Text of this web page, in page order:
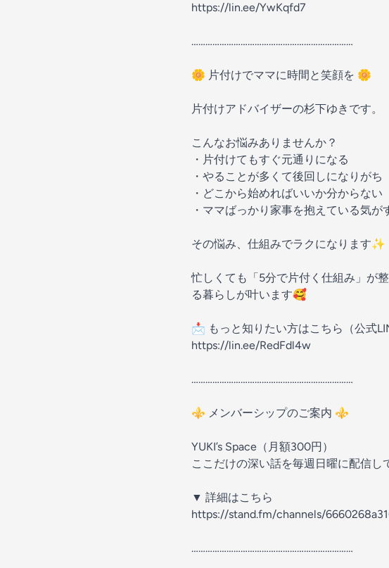
https://lin.ee/YwKqfd7
……………………………………………………………
🌼 片付けでママに時間と笑顔を 🌼
片付けアドバイザーの杉下ゆきです。
こんなお悩みありませんか？
・片付けてもすぐ元通りになる
・やることが多くて後回しになりがち
・どこから始めればいいか分からない
・ママばっかり家事を抱えている気が
その悩み、仕組みでラクになります✨
忙しくても「5分で片付く仕組み」が
る暮らしが叶います🥰
📩 もっと知りたい方はこちら（公式
https://lin.ee/RedFdl4w
……………………………………………………………
⚜️ メンバーシップのご案内 ⚜️
YUKI’s Space（月額300円）
ここだけの深い話を毎週日曜に配信し
▼ 詳細はこちら
https://stand.fm/channels/
……………………………………………………………